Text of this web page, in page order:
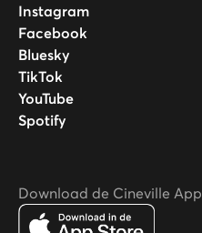
Instagram
Facebook
Bluesky
TikTok
YouTube
Spotify
Download de Cineville App